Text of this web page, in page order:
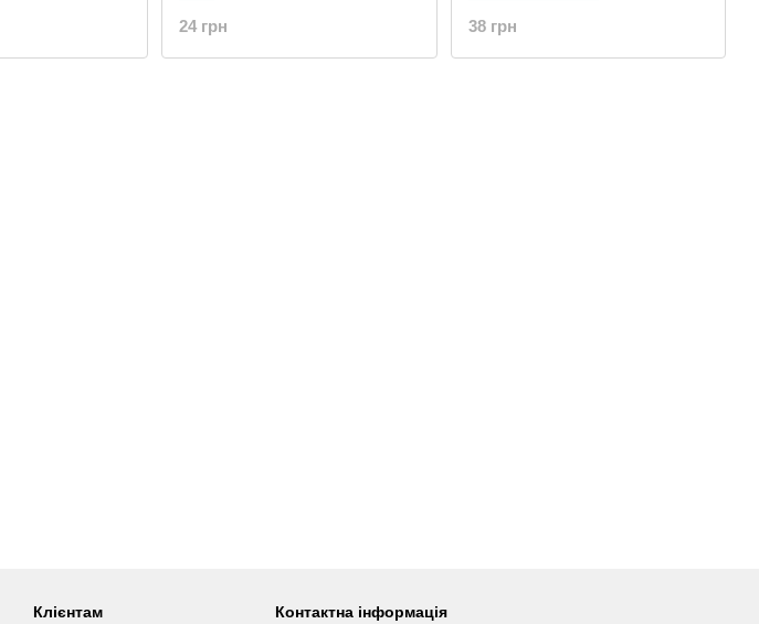
24 грн
38 грн
Клієнтам Контактна інформація